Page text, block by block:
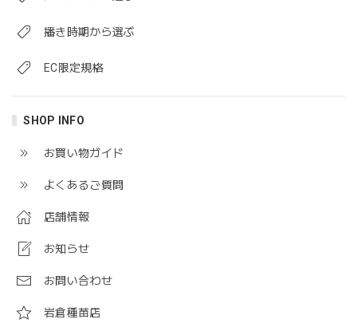
播き時期から選ぶ
EC限定規格
SHOP INFO
お買い物ガイド
よくあるご質問
店舗情報
お知らせ
お問い合わせ
岩倉種苗店